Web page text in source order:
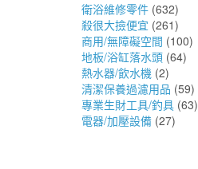
衛浴維修零件 (632)
殺很大撿便宜 (261)
商用/無障礙空間 (100)
地板/浴缸落水頭 (64)
熱水器/飲水機 (2)
清潔保養過濾用品 (59)
專業生財工具/釣具 (63)
電器/加壓設備 (27)